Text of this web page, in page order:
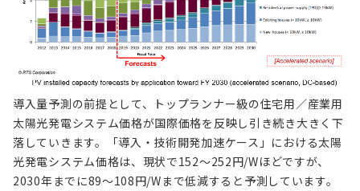
導入量予測の前提として、トップランナー級の住宅用／産業用
太陽光発電システム価格が国際価格を反映し引き続き大きく下
落していきます。「導入・技術開発加速ケース」における太陽
光発電システム価格は、現状で152～252円/Wほどですが、
2030年までに89～108円/Wまで低減すると予測しています。